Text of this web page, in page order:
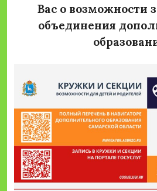
Вас о возможности
объединения